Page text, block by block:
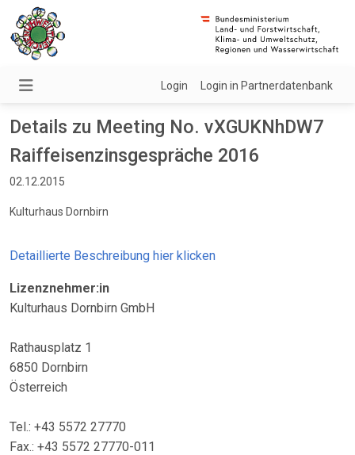
Login Login in Partnerdatenbank
Details zu Meeting No. vXGUKNhDW7
Raiffeisenzinsgespräche 2016
02.12.2015
Kulturhaus Dornbirn
Detaillierte Beschreibung hier klicken
Lizenznehmer:in
Kulturhaus Dornbirn GmbH
Rathausplatz 1
6850 Dornbirn
Österreich
Tel.: +43 5572 27770
Fax.: +43 5572 27770-011